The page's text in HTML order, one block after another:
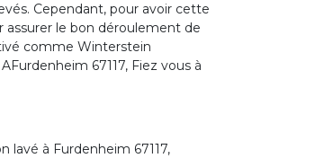
Cependant, pour avoir cette
assurer le bon déroulement de
comme Winterstein
67117, Fiez vous à
lavé à Furdenheim 67117,